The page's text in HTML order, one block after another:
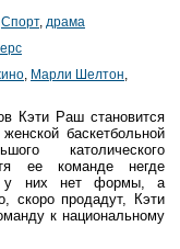
Спорт, драма
Марли Шелтон
Кэти Раш становится
баскетбольной
католического
ее команде негде
у них нет формы, а
скоро продадут, Кэти
к национальному